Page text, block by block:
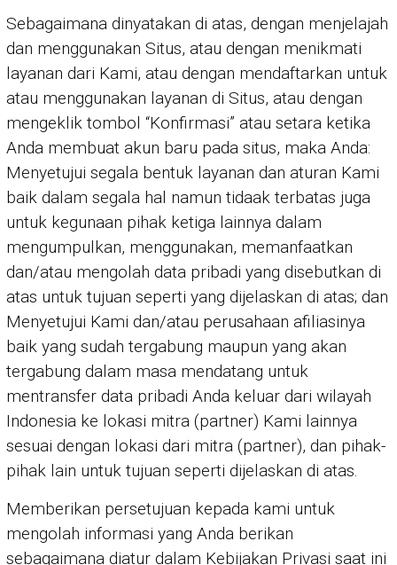
Sebagaimana dinyatakan di atas, dengan menjelajah
dan menggunakan Situs, atau dengan menikmati
layanan dari Kami, atau dengan mendaftarkan untuk
atau menggunakan layanan di Situs, atau dengan
mengeklik tombol “Konfirmasi” atau setara ketika
Anda membuat akun baru pada situs, maka Anda:
Menyetujui segala bentuk layanan dan aturan Kami
baik dalam segala hal namun tidaak terbatas juga
untuk kegunaan pihak ketiga lainnya dalam
mengumpulkan, menggunakan, memanfaatkan
dan/atau mengolah data pribadi yang disebutkan di
atas untuk tujuan seperti yang dijelaskan di atas; dan
Menyetujui Kami dan/atau perusahaan afiliasinya
baik yang sudah tergabung maupun yang akan
tergabung dalam masa mendatang untuk
mentransfer data pribadi Anda keluar dari wilayah
Indonesia ke lokasi mitra (partner) Kami lainnya
sesuai dengan lokasi dari mitra (partner), dan pihak-
pihak lain untuk tujuan seperti dijelaskan di atas.
Memberikan persetujuan kepada kami untuk
mengolah informasi yang Anda berikan
sebagaimana diatur dalam Kebijakan Privasi saat ini